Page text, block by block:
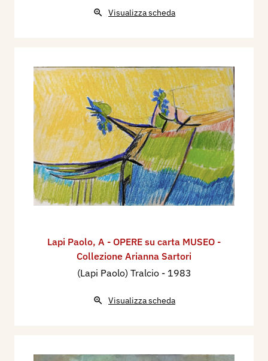
Visualizza scheda
Lapi Paolo, A - OPERE su carta MUSEO -
Collezione Arianna Sartori
(Lapi Paolo) Tralcio - 1983
Visualizza scheda